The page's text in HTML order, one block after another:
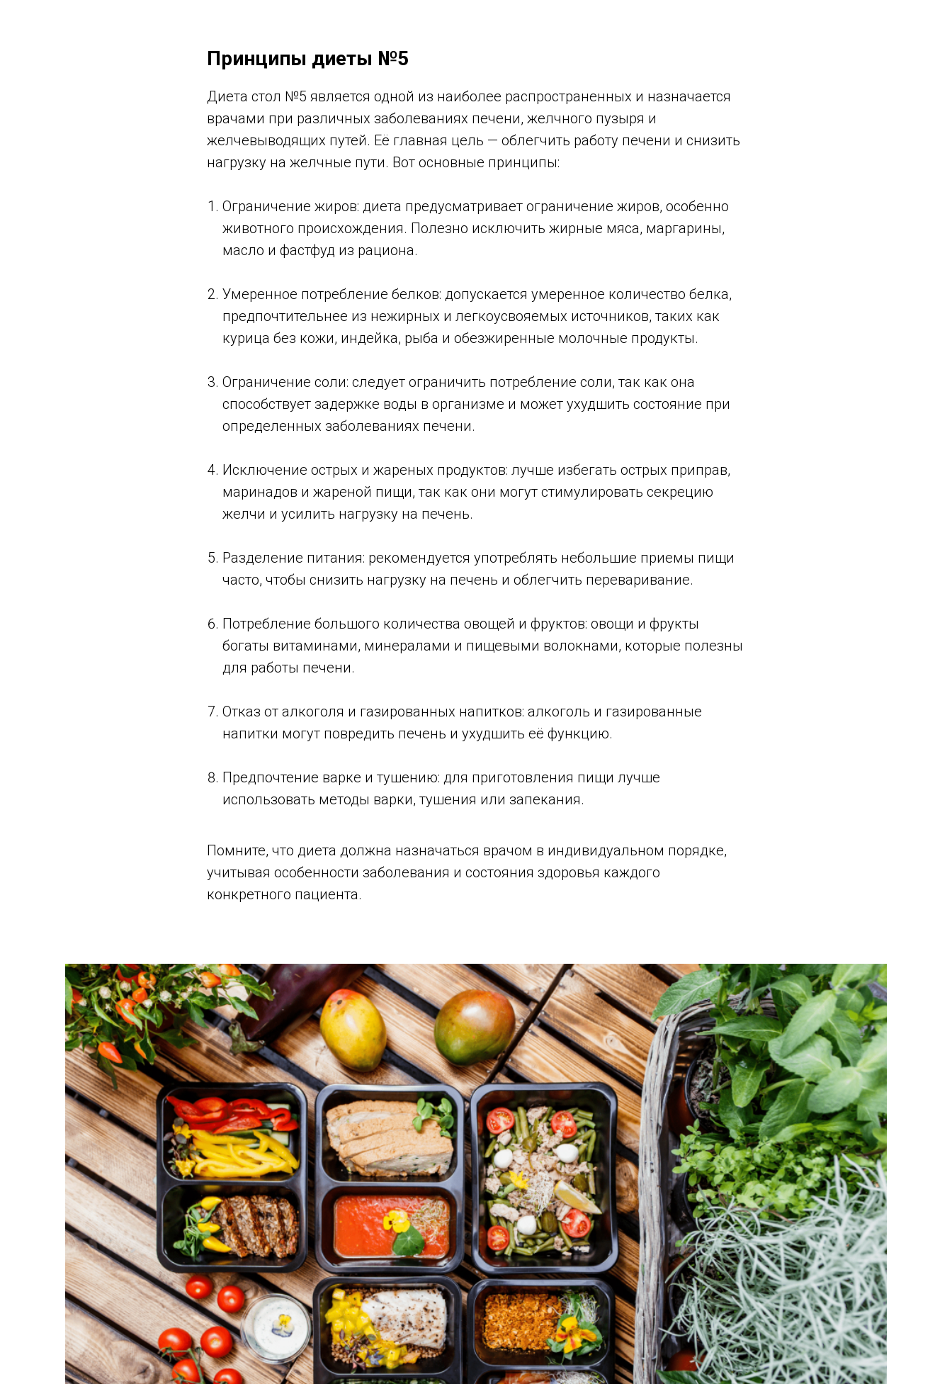
Принципы диеты №5
Диета стол №5 является одной из наиболее распространенных и назначается
врачами при различных заболеваниях печени, желчного пузыря и
желчевыводящих путей. Её главная цель — облегчить работу печени и снизить
нагрузку на желчные пути. Вот основные принципы:
Ограничение жиров: диета предусматривает ограничение жиров, особенно
животного происхождения. Полезно исключить жирные мяса, маргарины,
масло и фастфуд из рациона.
Умеренное потребление белков: допускается умеренное количество белка,
предпочтительнее из нежирных и легкоусвояемых источников, таких как
курица без кожи, индейка, рыба и обезжиренные молочные продукты.
Ограничение соли: следует ограничить потребление соли, так как она
способствует задержке воды в организме и может ухудшить состояние при
определенных заболеваниях печени.
Исключение острых и жареных продуктов: лучше избегать острых приправ,
маринадов и жареной пищи, так как они могут стимулировать секрецию
желчи и усилить нагрузку на печень.
Разделение питания: рекомендуется употреблять небольшие приемы пищи
часто, чтобы снизить нагрузку на печень и облегчить переваривание.
Потребление большого количества овощей и фруктов: овощи и фрукты
богаты витаминами, минералами и пищевыми волокнами, которые полезны
для работы печени.
Отказ от алкоголя и газированных напитков: алкоголь и газированные
напитки могут повредить печень и ухудшить её функцию.
Предпочтение варке и тушению: для приготовления пищи лучше
использовать методы варки, тушения или запекания.
Помните, что диета должна назначаться врачом в индивидуальном порядке,
учитывая особенности заболевания и состояния здоровья каждого
конкретного пациента.